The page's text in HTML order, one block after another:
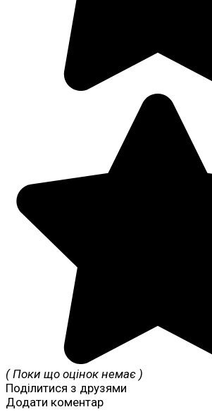
( Поки що оцінок немає )
Поділитися з друзями
Додати коментар